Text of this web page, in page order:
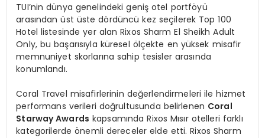
TUI’nin dünya genelindeki geniş otel portföyü
arasından üst üste dördüncü kez seçilerek Top 100
Hotel listesinde yer alan Rixos Sharm El Sheikh Adult
Only, bu başarısıyla küresel ölçekte en yüksek misafir
memnuniyet skorlarına sahip tesisler arasında
konumlandı.
Coral Travel misafirlerinin değerlendirmeleri ile hizmet
performans verileri doğrultusunda belirlenen Coral
Starway Awards kapsamında Rixos Mısır otelleri farklı
kategorilerde önemli dereceler elde etti. Rixos Sharm